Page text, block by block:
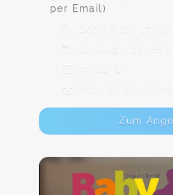
per Email)
Böhmerstr. 17,
10. Aug - 28. Sep
99,00 €
Max. 8
Zum